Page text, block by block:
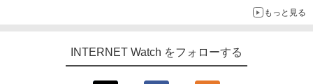
もっと見る
INTERNET Watch をフォローする